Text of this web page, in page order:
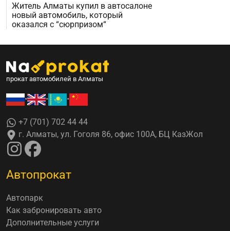
Житель Алматы купил в автосалоне
новый автомобиль, который
оказался с “сюрпризом“
прокат автомобилей в Алматы
• • •
+7 (701) 702 44 44
г. Алматы, ул. Гоголя 86, офис 100А, БЦ КазЖол
Автопрокат
Автопарк
Как забронировать авто
Дополнительные услуги